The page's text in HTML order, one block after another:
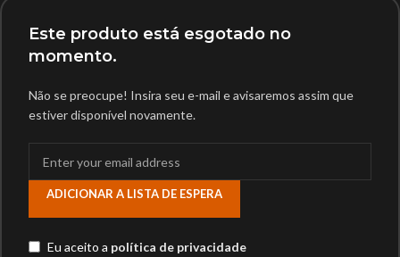
Este produto está esgotado no
momento.
Não se preocupe! Insira seu e-mail e avisaremos assim que
estiver disponível novamente.
ADICIONAR A LISTA DE ESPERA
Eu aceito a política de privacidade